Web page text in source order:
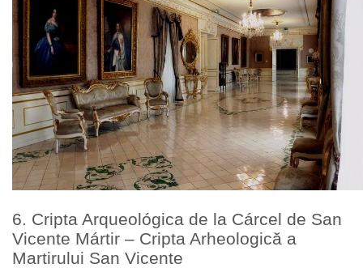
6. Cripta Arqueológica de la Cárcel de San
Vicente Mártir – Cripta Arheologică a
Martirului San Vicente